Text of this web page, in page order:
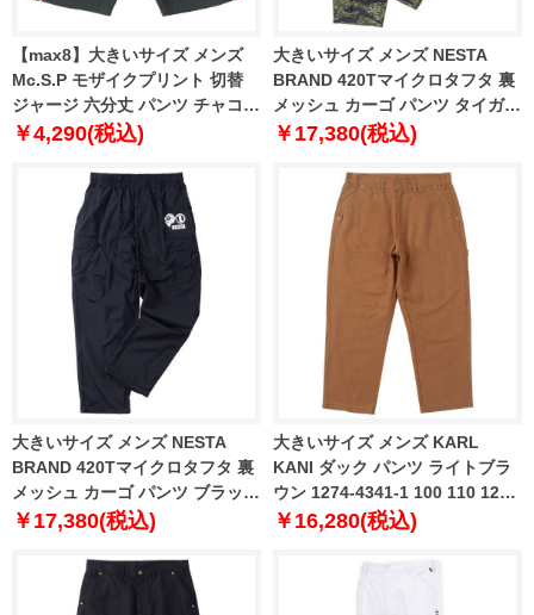
【max8】大きいサイズ メンズ
Mc.S.P モザイクプリント 切替
ジャージ 六分丈 パンツ チャコー
ル×レッド 1254-4321-3 3L 4L
￥4,290(税込)
大きいサイズ メンズ NESTA
BRAND 420Tマイクロタフタ 裏
メッシュ カーゴ パンツ タイガー
カモ 1274-4355-1 3L 4L 5L 6L
￥17,380(税込)
大きいサイズ メンズ NESTA
BRAND 420Tマイクロタフタ 裏
メッシュ カーゴ パンツ ブラック
1274-4355-2 3L 4L 5L 6L 8L
￥17,380(税込)
大きいサイズ メンズ KARL
KANI ダック パンツ ライトブラ
ウン 1274-4341-1 100 110 120
130 140 150
￥16,280(税込)